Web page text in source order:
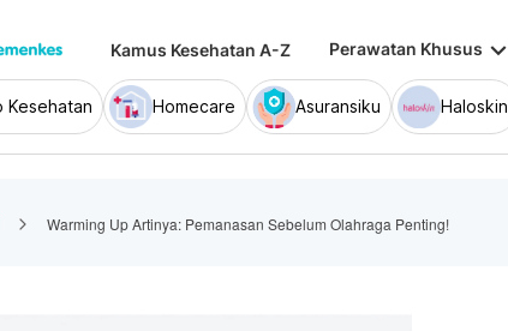
Kamus Kesehatan A-Z Perawatan Khusus keyboard_arrow_down
Kesehatan Homecare Asuransiku Haloskin
Warming Up Artinya: Pemanasan Sebelum Olahraga Penting!